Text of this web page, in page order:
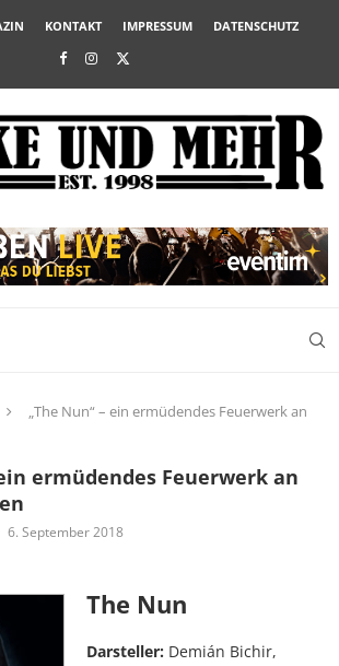
KONTAKT IMPRESSUM DATENSCHUTZ
„The Nun“ – ein ermüdendes Feuerwerk an
ermüdendes Feuerwerk an
6. September 2018
The Nun
Darsteller: Demián Bichir,